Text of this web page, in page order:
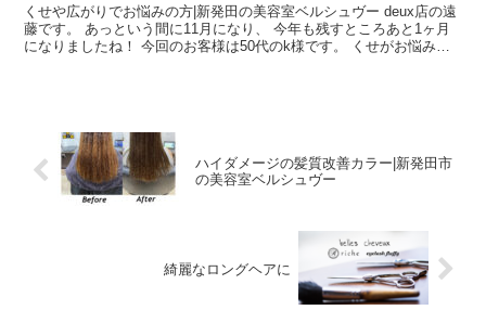
くせや広がりでお悩みの方|新発田の美容室ベルシュヴー deux店の遠
藤です。 あっという間に11月になり、 今年も残すところあと1ヶ月
になりましたね！ 今回のお客様は50代のk様です。 くせがお悩みで
ハイダメージの髪質改善カラー|新発田市
の美容室ベルシュヴー
綺麗なロングヘアに